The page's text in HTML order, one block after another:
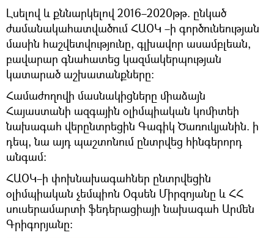
Լսելով և քննարկելով 2016–2020թթ. ընկած
ժամանակահատվածում ՀԱՕԿ –ի գործունեության
մասին հաշվետվությունը, գլխավոր ասամբլեան,
բավարար գնահատեց կազմակերպության
կատարած աշխատանքները:
Համաժողովի մասնակիցները միաձայն
Հայաստանի ազգային օլիմպիական կոմիտեի
նախագահ վերընտրեցին Գագիկ Ծառուկյանին. ի
դեպ, նա այդ պաշտոնում ընտրվեց հինգերորդ
անգամ:
ՀԱՕԿ–ի փոխնախագահներ ընտրվեցին
օլիմպիական չեմպիոն Օգսեն Միրզոյանը և ՀՀ
սուսերամարտի ֆեդերացիայի նախագահ Արմեն
Գրիգորյանը: